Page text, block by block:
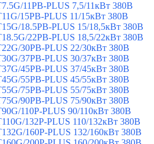
11PB-PLUS 7,5/11кВт 380В
15PB-PLUS 11/15кВт 380В
18.5PB-PLUS 15/18,5кВт 380В
22PB-PLUS 18,5/22кВт 380В
30PB-PLUS 22/30кВт 380В
37PB-PLUS 30/37кВт 380В
45PB-PLUS 37/45кВт 380В
55PB-PLUS 45/55кВт 380В
75PB-PLUS 55/75кВт 380В
90PB-PLUS 75/90кВт 380В
110P-PLUS 90/110кВт 380В
132P-PLUS 110/132кВт 380В
160P-PLUS 132/160кВт 380В